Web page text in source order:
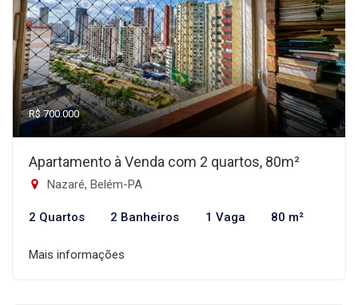
R$ 700.000
Apartamento à Venda com 2 quartos, 80m²
Nazaré, Belém-PA
2 Quartos 2 Banheiros 1 Vaga 80 m²
Mais informações